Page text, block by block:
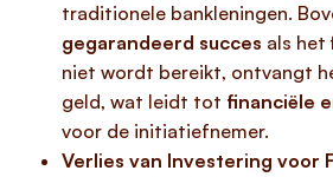
traditionele bankleningen.
gegarandeerd succes als het
niet wordt bereikt, ontvangt
geld, wat leidt tot financiële
voor de initiatiefnemer.
Verlies van Investering voor